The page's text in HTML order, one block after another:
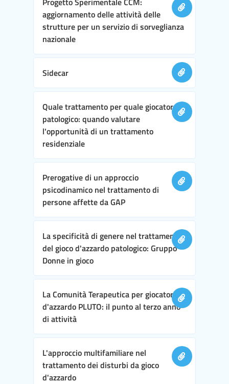
aggiornamento delle attività delle
strutture per un servizio di sorveglianza
nazionale
Sidecar
Quale trattamento per quale giocatore
patologico: quando valutare
l'opportunità di un trattamento
residenziale
Prerogative di un approccio
psicodinamico nel trattamento di
persone affette da GAP
La specificità di genere nel trattamento
del gioco d'azzardo patologico: Gruppo
Donne in gioco
La Comunità Terapeutica per giocatori
d'azzardo PLUTO: il punto al terzo anno
di attività
L'approccio multifamiliare nel
trattamento dei disturbi da gioco
d'azzardo